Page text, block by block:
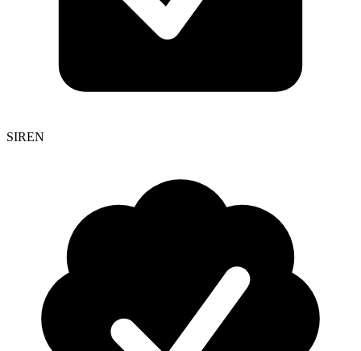
SIREN